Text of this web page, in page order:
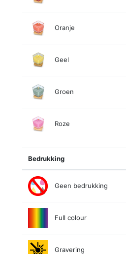
Oranje
Geel
Groen
Roze
Bedrukking
Geen bedrukking
Full colour
Gravering